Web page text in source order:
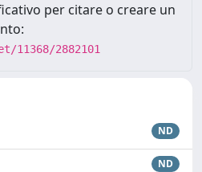
per citare o creare un
2882101
ND
ND